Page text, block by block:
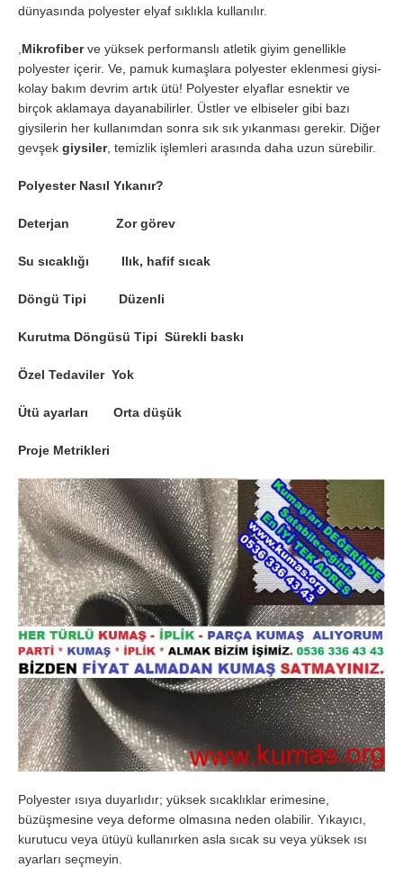
dünyasında polyester elyaf sıklıkla kullanılır.
Mikrofiberve yüksek performanslı atletik giyim genellikle
polyester içerir. Ve, pamuk kumaşlara polyester eklenmesi giysi-
kolay bakım devrim artık ütü! Polyester elyaflar esnektir ve
birçok aklamaya dayanabilirler. Üstler ve elbiseler gibi bazı
giysilerin her kullanımdan sonra sık sık yıkanması gerekir. Diğer
gevşek giysiler, temizlik işlemleri arasında daha uzun sürebilir.
Polyester Nasıl Yıkanır?
Deterjan Zor görev
Su sıcaklığı Ilık, hafif sıcak
Döngü Tipi Düzenli
Kurutma Döngüsü Tipi Sürekli baskı
Özel Tedaviler Yok
Ütü ayarları Orta düşük
Proje Metrikleri
Polyester ısıya duyarlıdır; yüksek sıcaklıklar erimesine,
büzüşmesine veya deforme olmasına neden olabilir. Yıkayıcı,
kurutucu veya ütüyü kullanırken asla sıcak su veya yüksek ısı
ayarları seçmeyin.